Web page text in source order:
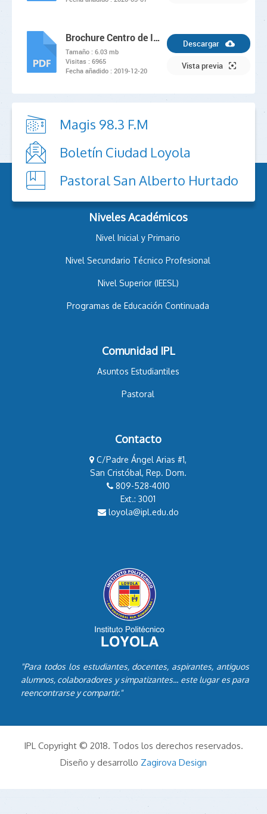
PDF
Brochure Centro de Investigación, Desarrollo e Innovación Loyola
Tamaño : 6.03 mb
Visitas : 6965
Fecha añadido : 2019-12-20
Descargar
Vista previa
Magis 98.3 F.M
Boletín Ciudad Loyola
Pastoral San Alberto Hurtado
Niveles Académicos
Nivel Inicial y Primario
Nivel Secundario Técnico Profesional
Nivel Superior (IEESL)
Programas de Educación Continuada
Comunidad IPL
Asuntos Estudiantiles
Pastoral
Contacto
C/Padre Ángel Arias #1,
San Cristóbal, Rep. Dom.
809-528-4010
Ext.: 3001
loyola@ipl.edu.do
"Para todos los estudiantes, docentes, aspirantes, antiguos
alumnos, colaboradores y simpatizantes... este lugar es para
reencontrarse y compartir."
IPL Copyright © 2018. Todos los derechos reservados.
Diseño y desarrollo Zagirova Design